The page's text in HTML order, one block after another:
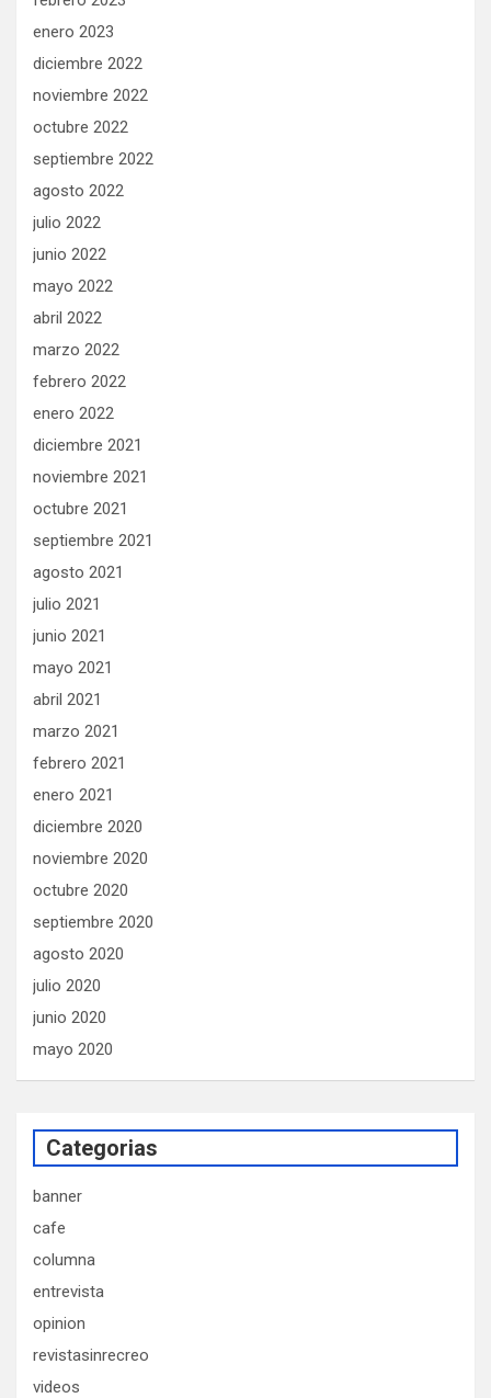
enero 2023
diciembre 2022
noviembre 2022
octubre 2022
septiembre 2022
agosto 2022
julio 2022
junio 2022
mayo 2022
abril 2022
marzo 2022
febrero 2022
enero 2022
diciembre 2021
noviembre 2021
octubre 2021
septiembre 2021
agosto 2021
julio 2021
junio 2021
mayo 2021
abril 2021
marzo 2021
febrero 2021
enero 2021
diciembre 2020
noviembre 2020
octubre 2020
septiembre 2020
agosto 2020
julio 2020
junio 2020
mayo 2020
Categorias
banner
cafe
columna
entrevista
opinion
revistasinrecreo
videos